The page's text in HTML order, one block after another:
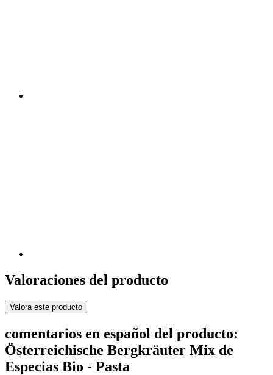
Valoraciones del producto
Valora este producto
comentarios en español del producto:
Österreichische Bergkräuter Mix de
Especias Bio - Pasta